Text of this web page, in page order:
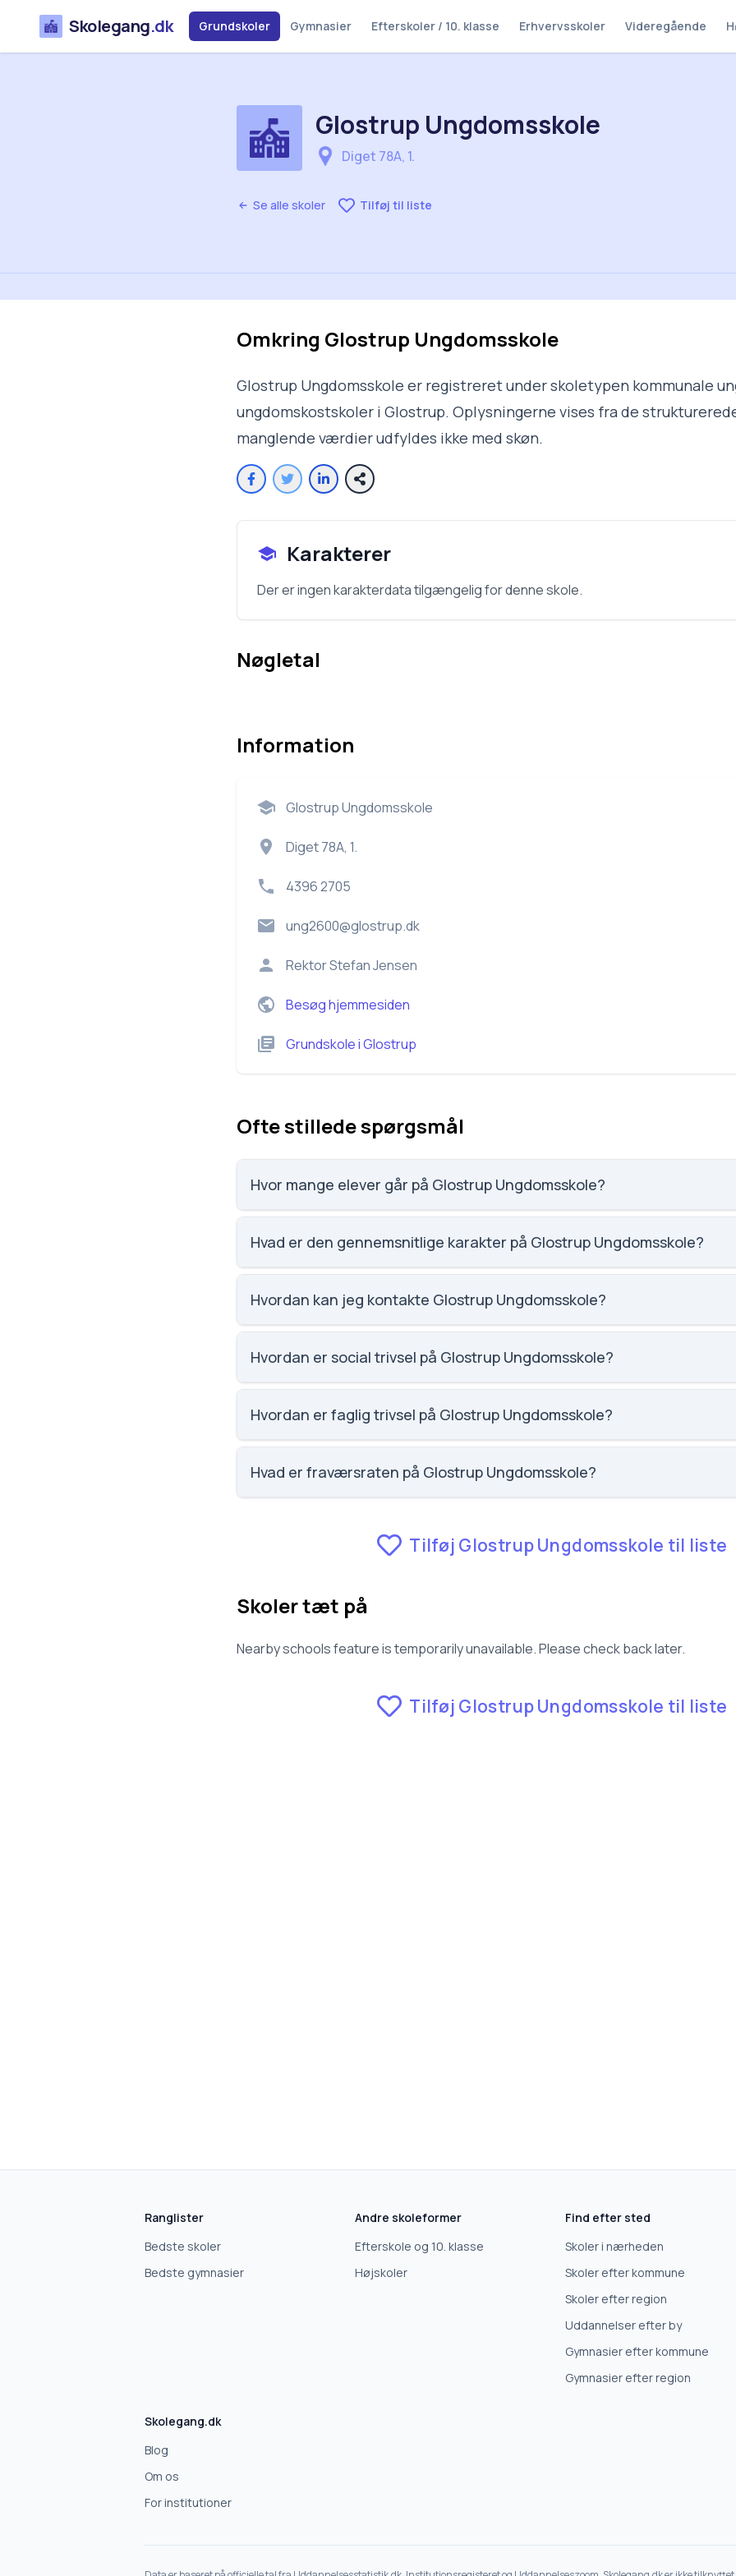
Skolegang.dk Grundskoler Gymnasier Efterskoler / 10. klasse Erhvervsskoler Videregående
Se alle skoler Tilføj til liste
Glostrup Ungdomsskole
Diget 78A, 1.
Omkring Glostrup Ungdomsskole
Glostrup Ungdomsskole er registreret under skoletypen kommunale
ungdomskostskoler i Glostrup. Oplysningerne vises fra de
manglende værdier udfyldes ikke med skøn.
Karakterer
Der er ingen karakterdata tilgængelig for denne skole.
Nøgletal
Information
Glostrup Ungdomsskole
Diget 78A, 1.
4396 2705
ung2600@glostrup.dk
RektorStefan Jensen
Besøg hjemmesiden
GrundskoleiGlostrup
Ofte stillede spørgsmål
Hvor mange elever går på Glostrup Ungdomsskole?
Vi har ikke data om elevtallet på Glostrup Ungdomsskole.
Hvad er den gennemsnitlige karakter på Glostrup Ungdomsskole?
Vi har ikke data om karaktergennemsnittet for Glostrup Ungdomsskole.
Hvordan kan jeg kontakte Glostrup Ungdomsskole?
Email: ung2600@glostrup.dk. Telefon: 4396 2705. Adresse: Diget 78A, 1..
Hvordan er social trivsel på Glostrup Ungdomsskole?
Vi har ikke data om social trivsel for Glostrup Ungdomsskole.
Hvordan er faglig trivsel på Glostrup Ungdomsskole?
Vi har ikke data om faglig trivsel for Glostrup Ungdomsskole.
Hvad er fraværsraten på Glostrup Ungdomsskole?
Tilføj Glostrup Ungdomsskole til liste
Skoler tæt på
Nearby schools feature is temporarily unavailable. Please check back later.
Tilføj Glostrup Ungdomsskole til liste
Ranglister
Bedste skoler
Bedste gymnasier
Andre skoleformer
Efterskole og 10. klasse
Højskoler
Find efter sted
Skoler i nærheden
Skoler efter kommune
Skoler efter region
Uddannelser efter by
Gymnasier efter kommune
Gymnasier efter region
Skolegang.dk
Blog
Om os
For institutioner